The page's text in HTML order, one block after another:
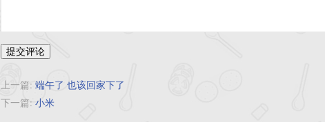
提交评论
上一篇: 端午了 也该回家下了
下一篇: 小米